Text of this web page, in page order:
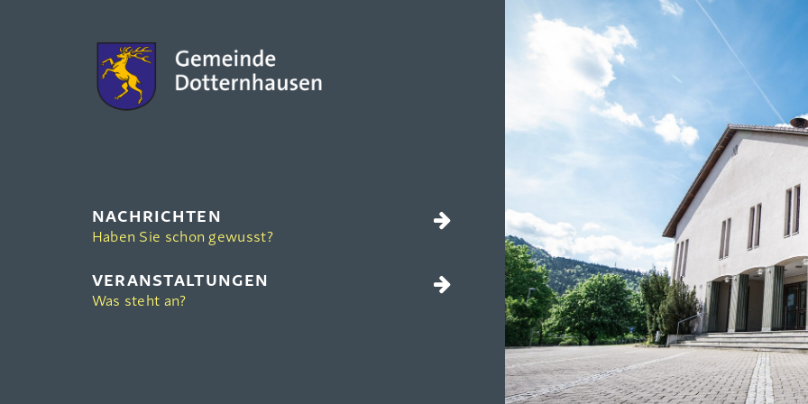
NACHRICHTEN
Haben Sie schon gewusst?
VERANSTALTUNGEN
Was steht an?